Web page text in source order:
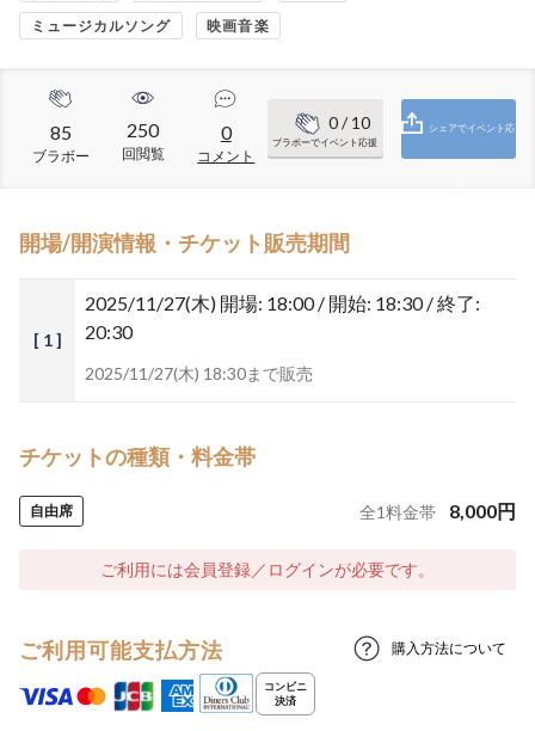
ミュージカルソング 映画音楽
85
ブラボー
250
回閲覧
0
コメント
0/ 10
ブラボーでイベント応援
シェアでイベント応
開場/開演情報・チケット販売期間
[ 1 ]
2025/11/27(木) 開場: 18:00 / 開始: 18:30 / 終了:
20:30
2025/11/27(木) 18:30まで販売
チケットの種類・料金帯
自由席 全1料金帯 8,000円
ご利用には会員登録／ログインが必要です。
ご利用可能支払方法 購入方法について